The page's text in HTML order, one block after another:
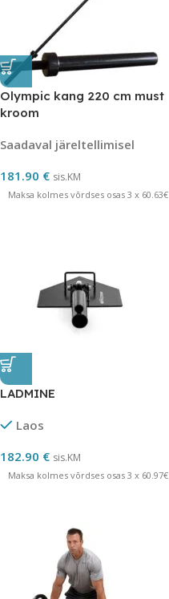
Olympic kang 220 cm must
kroom
Saadaval järeltellimisel
181.90 € sis.KM
Maksa kolmes võrdses osas 3 x 60.63€
LADMINE
Laos
182.90 € sis.KM
Maksa kolmes võrdses osas 3 x 60.97€